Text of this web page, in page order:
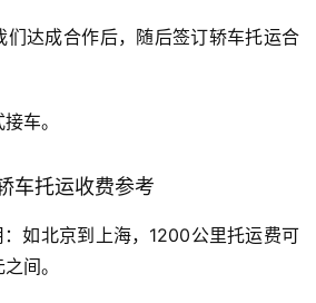
们达成合作后，随后签订轿车托运合
车。
车托运收费参考
：如北京到上海，1200公里托运费可
间。